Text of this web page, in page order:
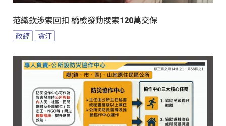
范織欽涉索回扣 橋檢發動搜索120萬交保
政經 貪汙